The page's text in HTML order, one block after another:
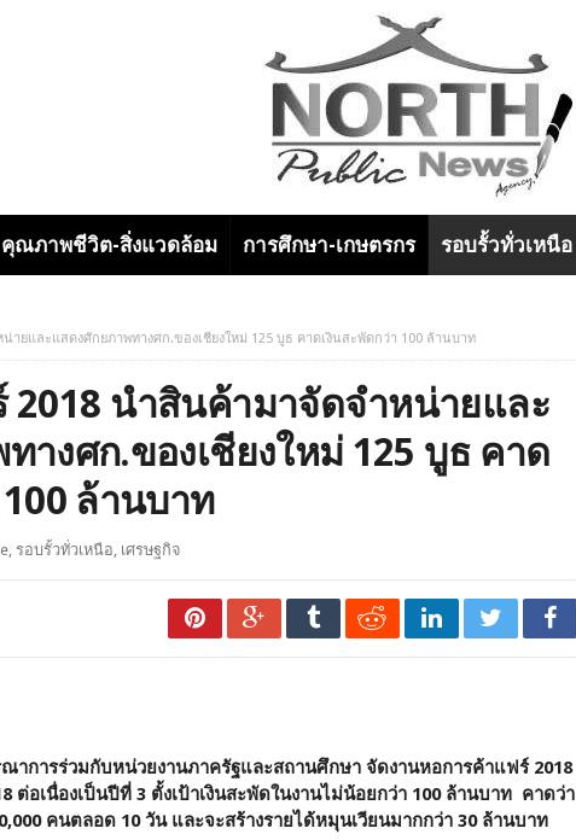
คุณภาพชีวิต-สิ่งแวดล้อม การศึกษา-เกษตรกร รอบรั้วทั่วเหนือ
ายและแสดงศักยภาพทางศก.ของเชียงใหม่ 125 บูธ คาดเงินสะพัดกว่า 100 ล้านบาท
2018 นำสินค้ามาจัดจำหน่ายและ
างศก.ของเชียงใหม่ 125 บูธ คาด
ล้านบาท
, รอบรั้วทั่วเหนือ, เศรษฐกิจ
าการร่วมกับหน่วยงานภาครัฐและสถานศึกษา จัดงานหอการค้าแฟร์ 2018
ต่อเนื่องเป็นปีที่ 3 ตั้งเป้าเงินสะพัดในงานไม่น้อยกว่า 100 ล้านบาท คาดว่า
คนตลอด 10 วัน และจะสร้างรายได้หมุนเวียนมากกว่า 30 ล้านบาท